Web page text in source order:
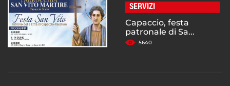
SERVIZI
Capaccio, festa
patronale di Sa...
5640